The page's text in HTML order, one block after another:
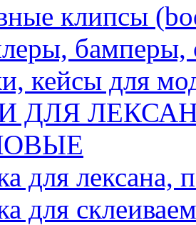
клипсы
бамперы,
кейсы для
ДЛЯ
для лексана,
для